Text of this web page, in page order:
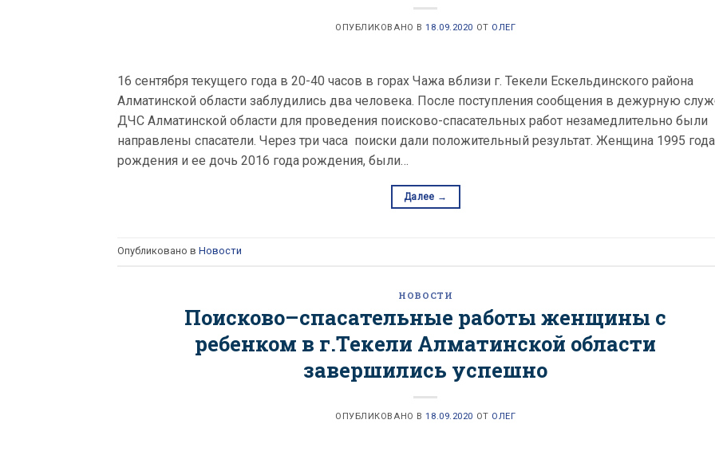
ОПУБЛИКОВАНО В18.09.2020 ОТ ОЛЕГ
16 сентября текущего года в 20-40 часов в горах Чажа вблизи г. Текели Ескельдинского района
Алматинской области заблудились два человека. После поступления сообщения в дежурную
ДЧС Алматинской области для проведения поисково-спасательных работ незамедлительно были
направлены спасатели. Через три часа поиски дали положительный результат. Женщина 1995 года
рождения и ее дочь 2016 года рождения, были…
Далее →
Опубликовано в Новости
НОВОСТИ
Поисково–спасательные работы женщины с
ребенком в г.Текели Алматинской области
завершились успешно
ОПУБЛИКОВАНО В18.09.2020 ОТ ОЛЕГ